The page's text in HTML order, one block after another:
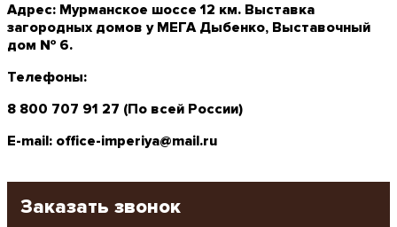
Адрес: Мурманское шоссе 12 км. Выставка
загородных домов у МЕГА Дыбенко, Выставочный
дом № 6.
Телефоны:
8 800 707 91 27 (По всей России)
E-mail: office-imperiya@mail.ru
Заказать звонок